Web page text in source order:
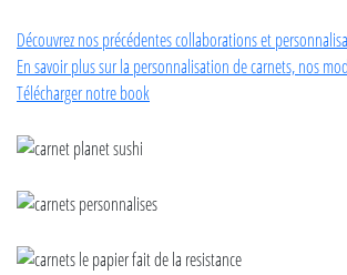
Découvrez nos précédentes collaborations et
En savoir plus sur la personnalisation de carnets, nos
Télécharger notre book